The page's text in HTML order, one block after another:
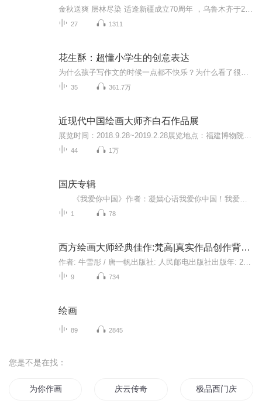
27 1311
花生酥：超懂小学生的创意表达
35 361.7万
近现代中国绘画大师齐白石作品展
44 1万
国庆专辑
1 78
西方绘画大师经典佳作:梵高|真实作品创作背后的细节
9 734
绘画
89 2845
您是不是在找：
为你作画 庆云传奇 极品西门庆